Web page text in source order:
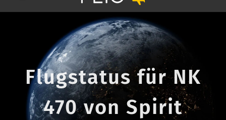
Flugstatus für NK
470 von Spirit